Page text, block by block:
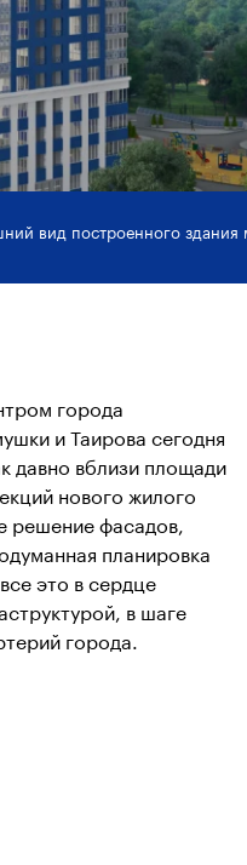
вид построенного здания
города
и Таирова сегодня
давно вблизи площади
нового жилого
решение фасадов,
планировка
это в сердце
в шаге
города.